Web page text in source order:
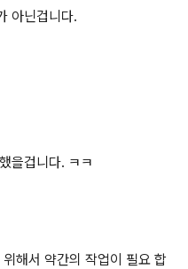
아닌겁니다.
을겁니다. ㅋㅋ
해서 약간의 작업이 필요 합